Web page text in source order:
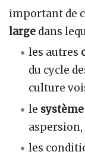
important de
large dans
les autres
du cycle
culture
le système
les